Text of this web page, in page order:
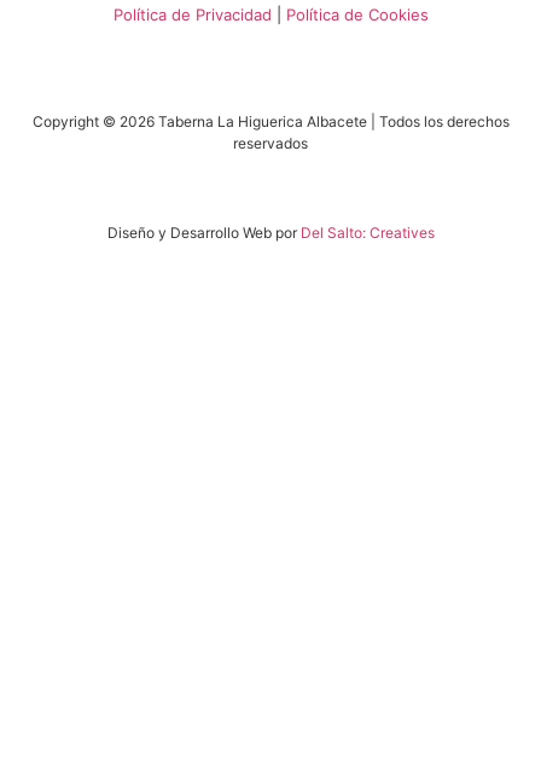
Política de Privacidad Política de Cookies
Copyright © 2026 Taberna La Higuerica Albacete | Todos los derechos
reservados
Diseño y Desarrollo Web por Del Salto: Creatives